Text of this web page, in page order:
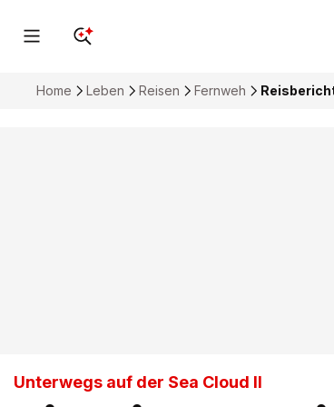
Home Leben Reisen Fernweh
Unterwegs auf der Sea Cloud II